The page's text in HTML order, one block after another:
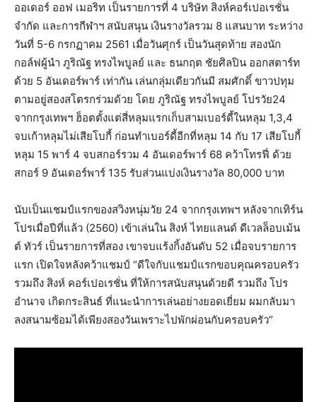
ออเดอร์ ออฟ เมอริท เป็นรายการที่ 4 บริษัท สิงห์คอร์เปอเรชั่น
จำกัด และการกีฬาฯ สนับสนุน เงินรางวัลรวม 8 แสนบาท ระหว่าง
วันที่ 5-6 กรกฏาคม 2561 เมื่อวันศุกร์ เป็นวันสุดท้าย สองนัก
กอล์ฟผู้นำ ภูริณัฐ ทรงไพบูลย์ และ ธนกฤต ชัยศิลปิน ออกสตาร์ท
ด้วย 5 อันเดอร์พาร์ เท่ากัน เล่นกลุ่มเดียวกันมี สมศักดิ์ ขาวปทุม
ตามอยู่สองสโตรกร่วมด้วย โดย ภูริณัฐ ทรงไพบูลย์ โปรวัย24
จากกรุงเทพฯ ฮ็อตตั้งแต่สี่หลุมแรกเก็บสามเบอร์ดี้ในหลุม 1,3,4
จบเก้าหลุมไม่เสียโบกี้ ก่อนทำเบอร์ดี้อีกที่หลุม 14 กับ 17 เสียโบกี้
หลุม 15 พาร์ 4 จบสกอร์รวม 4 อันเดอร์พาร์ 68 คว้าโทรฟี่ ด้วย
สกอร์ 9 อันเดอร์พาร์ 135 รับส่วนแบ่งเงินรางวัล 80,000 บาท
นับเป็นแชมป์แรกของสวิงหนุ่มวัย 24 จากกรุงเทพฯ หลังจากเทิร์น
โปรเมื่อปีที่แล้ว (2560) เข้าเล่นใน สิงห์ ไทยแลนด์ ดีเวลล็อบเม้น
ต์ ทัวร์ เป็นรายการที่สอง เขาจบแร้งกิ้งอันดับ 52 เมื่อจบรายการ
แรก เปิดใจหลังคว้าแชมป์ “ดีใจกับแชมป์แรกขอบคุณครอบครัว
รวมถึง สิงห์ คอร์เปอเรชั่น ที่ให้การสนับสนุนด้วยดี รวมถึง โปร
อำนาจ เกิดกระสินธ์ ที่แนะนำการเล่นอย่างยอดเยี่ยม ผมกลับมา
ลงสนามซ้อมได้เพียงสองวันเพราะไปพักผ่อนกับครอบครัว”